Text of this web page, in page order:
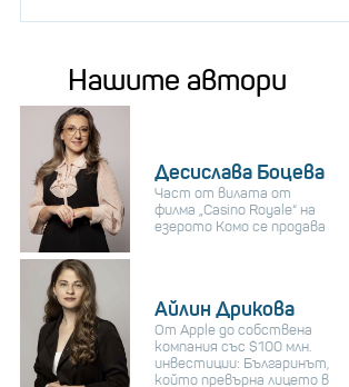
Нашите автори
Десислава Боцева
Част от вилата от
филма „Casino Royale“ на
езерото Комо се продава
Айлин Дрикова
От Apple до собствена
компания със $100 млн.
инвестиции: Българинът,
който превърна лицето в